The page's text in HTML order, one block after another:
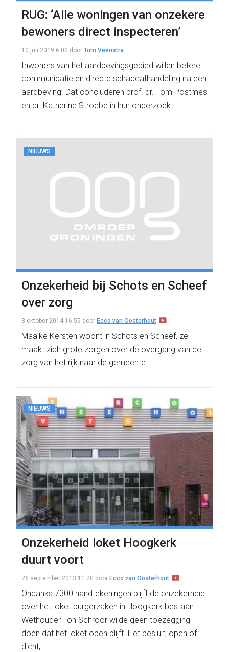
RUG: ‘Alle woningen van onzekere
bewoners direct inspecteren’
10 juli 2019 6:00 door Tom Veenstra
Inwoners van het aardbevingsgebied willen betere
communicatie en directe schadeafhandeling na een
aardbeving. Dat concluderen prof. dr. Tom Postmes
en dr. Katherine Stroebe in hun onderzoek.
NIEUWS
Onzekerheid bij Schots en Scheef
over zorg
3 oktober 2014 16:55 door Ecco van Oosterhout
Maaike Kersten woont in Schots en Scheef, ze
maakt zich grote zorgen over de overgang van de
zorg van het rijk naar de gemeente.
NIEUWS
Onzekerheid loket Hoogkerk
duurt voort
26 september 2013 11:20 door Ecco van Oosterhout
Ondanks 7300 handtekeningen blijft de onzekerheid
over het loket burgerzaken in Hoogkerk bestaan.
Wethouder Ton Schroor wilde geen toezegging
doen dat het loket open blijft. Het besluit, open of
dicht,…